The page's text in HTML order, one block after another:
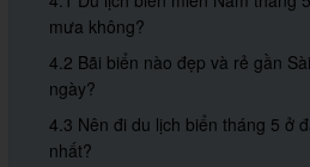
mưa không?
4.2 Bãi biển nào đẹp và rẻ gần
ngày?
4.3 Nên đi du lịch biển tháng 5 ở
nhất?